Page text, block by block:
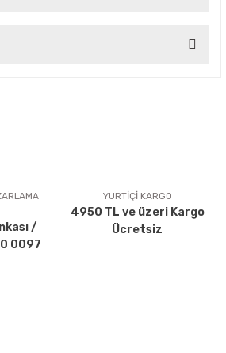
eksik bilgiler bulunuyor.
bulunuyor.
daha pahalı.
alternatifler olmalı.
/
0097
YURTİÇİ KARGO
4950 TL ve üzeri Kargo
Ücretsiz